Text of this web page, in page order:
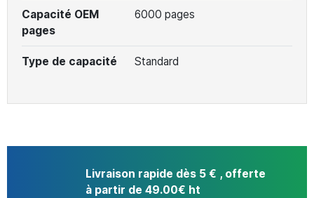
Capacité OEM
pages
6000 pages
Type de capacité Standard
Livraison rapide dès 5 € , offerte
à partir de 49.00€ ht